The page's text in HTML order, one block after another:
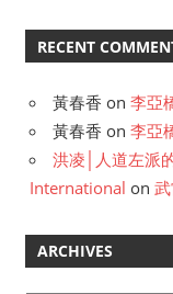
RECENT
黃春香 on 李亞
黃春香 on 李亞
洪凌│人道左派
International on
ARCHIVES